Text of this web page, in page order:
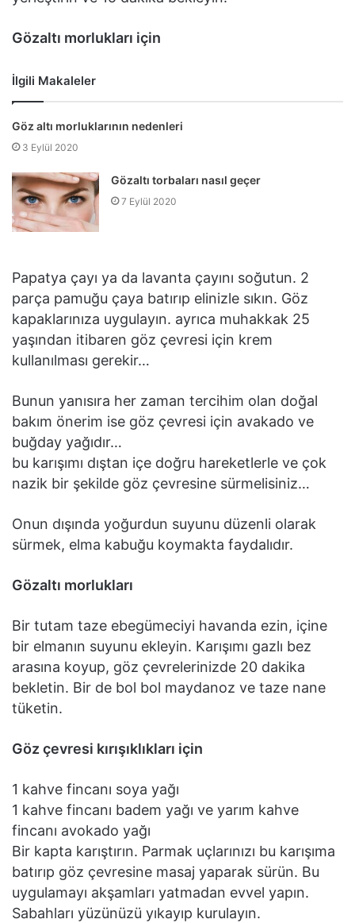
Gözaltı morlukları için
İlgili Makaleler
Göz altı morluklarının nedenleri
3 Eylül 2020
Gözaltı torbaları nasıl geçer
7 Eylül 2020
Papatya çayı ya da lavanta çayını soğutun. 2
parça pamuğu çaya batırıp elinizle sıkın. Göz
kapaklarınıza uygulayın. ayrıca muhakkak 25
yaşından itibaren göz çevresi için krem
kullanılması gerekir…
Bunun yanısıra her zaman tercihim olan doğal
bakım önerim ise göz çevresi için avakado ve
buğday yağıdır…
bu karışımı dıştan içe doğru hareketlerle ve çok
nazik bir şekilde göz çevresine sürmelisiniz…
Onun dışında yoğurdun suyunu düzenli olarak
sürmek, elma kabuğu koymakta faydalıdır.
Gözaltı morlukları
Bir tutam taze ebegümeciyi havanda ezin, içine
bir elmanın suyunu ekleyin. Karışımı gazlı bez
arasına koyup, göz çevrelerinizde 20 dakika
bekletin. Bir de bol bol maydanoz ve taze nane
tüketin.
Göz çevresi kırışıklıkları için
1 kahve fincanı soya yağı
1 kahve fincanı badem yağı ve yarım kahve
fincanı avokado yağı
Bir kapta karıştırın. Parmak uçlarınızı bu karışıma
batırıp göz çevresine masaj yaparak sürün. Bu
uygulamayı akşamları yatmadan evvel yapın.
Sabahları yüzünüzü yıkayıp kurulayın.